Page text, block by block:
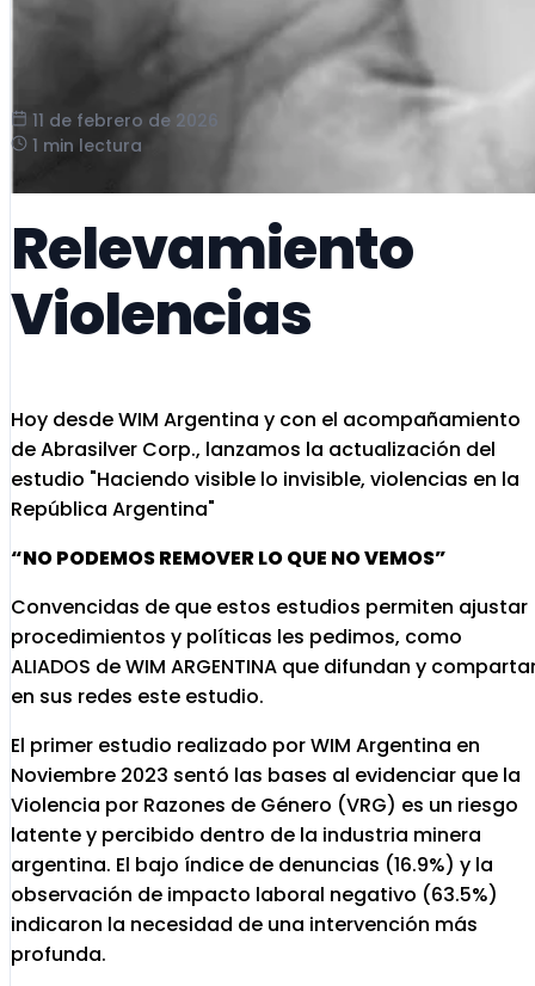
11 de febrero de 2026
1 min lectura
Relevamiento
Violencias
Hoy desde WIM Argentina y con el acompañamiento
de Abrasilver Corp., lanzamos la actualización del
estudio "Haciendo visible lo invisible, violencias en la
República Argentina"
“NO PODEMOS REMOVER LO QUE NO VEMOS”
Convencidas de que estos estudios permiten ajustar
procedimientos y políticas les pedimos, como
ALIADOS de WIM ARGENTINA que difundan y
en sus redes este estudio.
El primer estudio realizado por WIM Argentina en
Noviembre 2023 sentó las bases al evidenciar que la
Violencia por Razones de Género (VRG) es un riesgo
latente y percibido dentro de la industria minera
argentina. El bajo índice de denuncias (16.9%) y la
observación de impacto laboral negativo (63.5%)
indicaron la necesidad de una intervención más
profunda.